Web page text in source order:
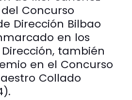
Concurso
Dirección Bilbao
en los
también
en el Concurso
Collado